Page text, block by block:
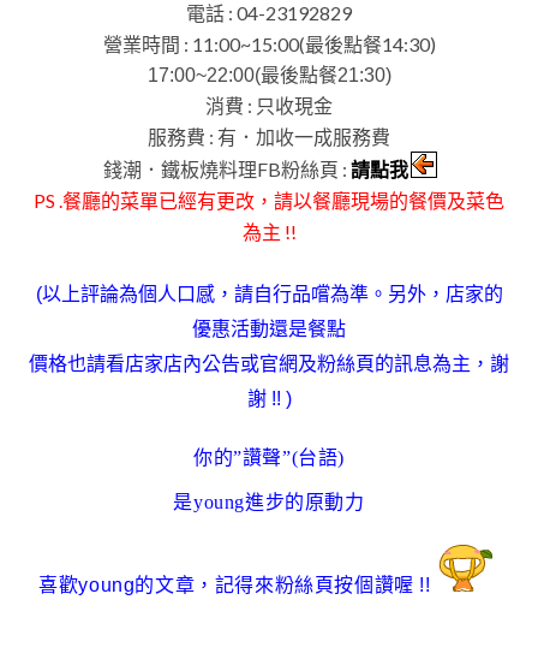
電話 : 04-23192829
營業時間 : 11:00~15:00(最後點餐14:30)
17:00~22:00(最後點餐21:30)
消費 : 只收現金
服務費 : 有 ．加收一成服務費
錢潮 ． 鐵板燒料理FB粉絲頁 : 請點我
PS .餐廳的菜單已經有更改，請以餐廳現場的餐價及菜色
為主 !!
(以上評論為個人口感，請自行品嚐為準。另外，店家的
優惠活動還是餐點
價格也請看店家店內公告或官網及粉絲頁的訊息為主 ，謝
謝 !! )
你的”讚聲”(台語)
是young進步的原動力
喜歡young的文章 ， 記得來粉絲頁按個讚喔 !!